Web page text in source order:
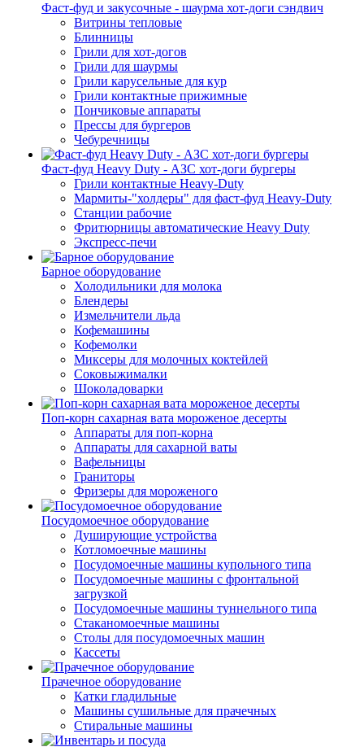
Фаст-фуд и закусочные - шаурма хот-доги сэндвич
Витрины тепловые
Блинницы
Грили для хот-догов
Грили для шаурмы
Грили карусельные для кур
Грили контактные прижимные
Пончиковые аппараты
Прессы для бургеров
Чебуречницы
Фаст-фуд Heavy Duty - АЗС хот-доги бургеры
Грили контактные Heavy-Duty
Мармиты-"холдеры" для фаст-фуд Heavy-Duty
Станции рабочие
Фритюрницы автоматические Heavy Duty
Экспресс-печи
Барное оборудование
Холодильники для молока
Блендеры
Измельчители льда
Кофемашины
Кофемолки
Миксеры для молочных коктейлей
Соковыжималки
Шоколадоварки
Поп-корн сахарная вата мороженое десерты
Аппараты для поп-корна
Аппараты для сахарной ваты
Вафельницы
Граниторы
Фризеры для мороженого
Посудомоечное оборудование
Душирующие устройства
Котломоечные машины
Посудомоечные машины купольного типа
Посудомоечные машины с фронтальной
загрузкой
Посудомоечные машины туннельного типа
Стаканомоечные машины
Столы для посудомоечных машин
Кассеты
Прачечное оборудование
Катки гладильные
Машины сушильные для прачечных
Стиральные машины